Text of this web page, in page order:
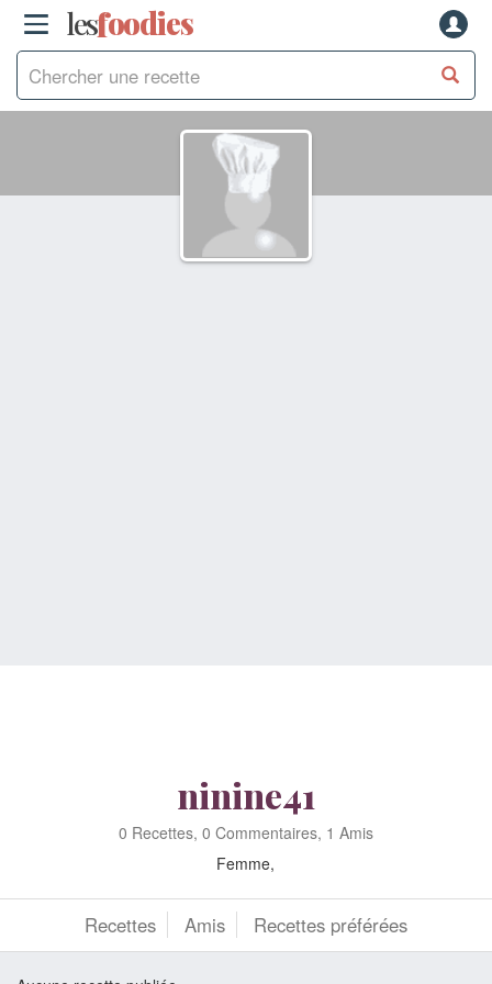
lesfoodies
ninine41
0 Recettes, 0 Commentaires, 1 Amis
Femme,
Recettes Amis Recettes préférées